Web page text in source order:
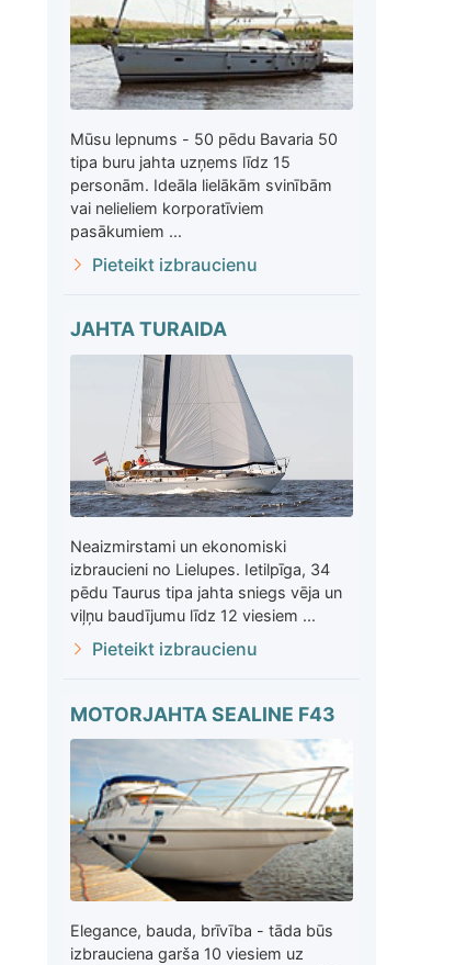
Mūsu lepnums - 50 pēdu Bavaria 50
tipa buru jahta uzņems līdz 15
personām. Ideāla lielākām svinībām
vai nelieliem korporatīviem
pasākumiem ...
Pieteikt izbraucienu
JAHTA TURAIDA
Neaizmirstami un ekonomiski
izbraucieni no Lielupes. Ietilpīga, 34
pēdu Taurus tipa jahta sniegs vēja un
viļņu baudījumu līdz 12 viesiem ...
Pieteikt izbraucienu
MOTORJAHTA SEALINE F43
Elegance, bauda, brīvība - tāda būs
izbrauciena garša 10 viesiem uz